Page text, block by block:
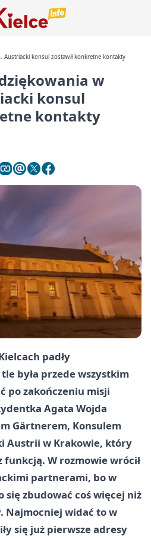
Austriacki konsul zostawił konkretne kontakty
w
konsul
kontakty
padły
była przede wszystkim
po zakończeniu misji
Agata Wojda
Gärtnerem, Konsulem
Austrii w Krakowie, który
funkcją. W rozmowie wrócił
partnerami, bo w
się zbudować coś więcej niż
widać to w
się już pierwsze adresy